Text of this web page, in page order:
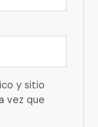
y sitio
vez que